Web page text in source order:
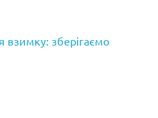
взимку: зберігаємо